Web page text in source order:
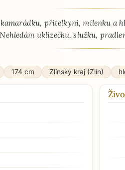
profilpřítelkyni, milenku a
Nehledám uklízečku, služku,
174 cm Zlínský kraj (Zlín)